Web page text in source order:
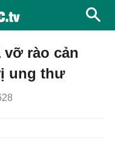
vỡ rào cản
ung thư